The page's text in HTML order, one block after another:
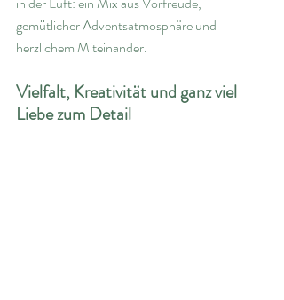
gemütlicher Adventsatmosphäre und
herzlichem Miteinander.
Vielfalt, Kreativität und ganz viel
Liebe zum Detail